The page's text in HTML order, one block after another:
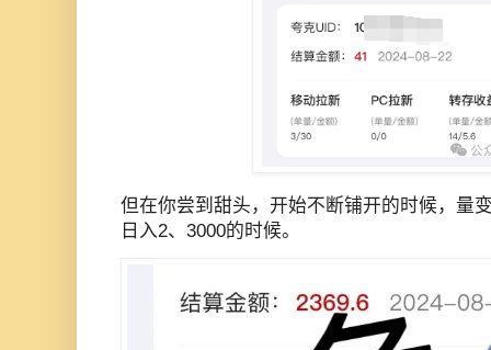
但在你尝到甜头，开始不断铺开的时候，量
日入2、3000的时候。